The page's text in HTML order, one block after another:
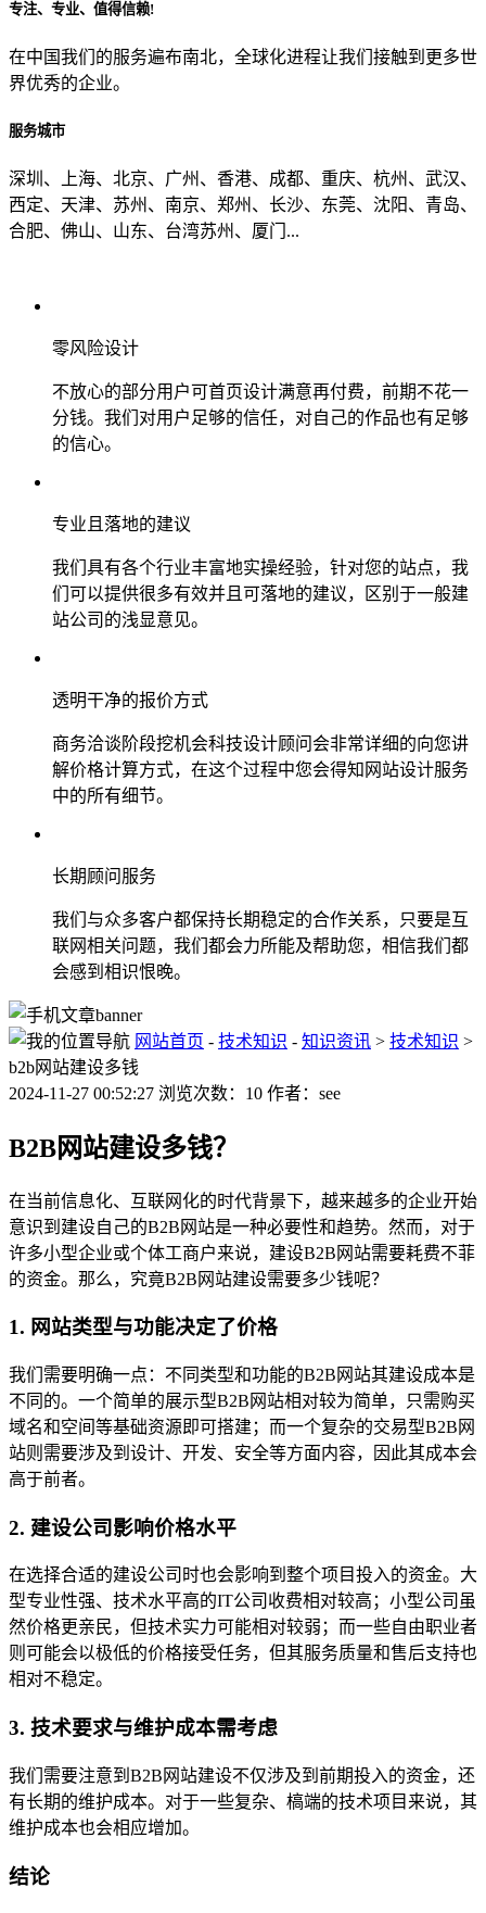
专注、专业、值得信赖!
在中国我们的服务遍布南北，全球化进程让我们接触到更多世
界优秀的企业。
服务城市
深圳、上海、北京、广州、香港、成都、重庆、杭州、武汉、
西定、天津、苏州、南京、郑州、长沙、东莞、沈阳、青岛、
合肥、佛山、山东、台湾苏州、厦门...
零风险设计
不放心的部分用户可首页设计满意再付费，前期不花一
分钱。我们对用户足够的信任，对自己的作品也有足够
的信心。
专业且落地的建议
我们具有各个行业丰富地实操经验，针对您的站点，我
们可以提供很多有效并且可落地的建议，区别于一般建
站公司的浅显意见。
透明干净的报价方式
商务洽谈阶段挖机会科技设计顾问会非常详细的向您讲
解价格计算方式，在这个过程中您会得知网站设计服务
中的所有细节。
长期顾问服务
我们与众多客户都保持长期稳定的合作关系，只要是互
联网相关问题，我们都会力所能及帮助您，相信我们都
会感到相识恨晚。
网站首页 - 技术知识 - 知识资讯 > 技术知识 >
b2b网站建设多钱
2024-11-27 00:52:27 浏览次数：10 作者：see
B2B网站建设多钱？
在当前信息化、互联网化的时代背景下，越来越多的企业开始
意识到建设自己的B2B网站是一种必要性和趋势。然而，对于
许多小型企业或个体工商户来说，建设B2B网站需要耗费不菲
的资金。那么，究竟B2B网站建设需要多少钱呢？
1. 网站类型与功能决定了价格
我们需要明确一点：不同类型和功能的B2B网站其建设成本是
不同的。一个简单的展示型B2B网站相对较为简单，只需购买
域名和空间等基础资源即可搭建；而一个复杂的交易型B2B网
站则需要涉及到设计、开发、安全等方面内容，因此其成本会
高于前者。
2. 建设公司影响价格水平
在选择合适的建设公司时也会影响到整个项目投入的资金。大
型专业性强、技术水平高的IT公司收费相对较高；小型公司虽
然价格更亲民，但技术实力可能相对较弱；而一些自由职业者
则可能会以极低的价格接受任务，但其服务质量和售后支持也
相对不稳定。
3. 技术要求与维护成本需考虑
我们需要注意到B2B网站建设不仅涉及到前期投入的资金，还
有长期的维护成本。对于一些复杂、槁端的技术项目来说，其
维护成本也会相应增加。
结论